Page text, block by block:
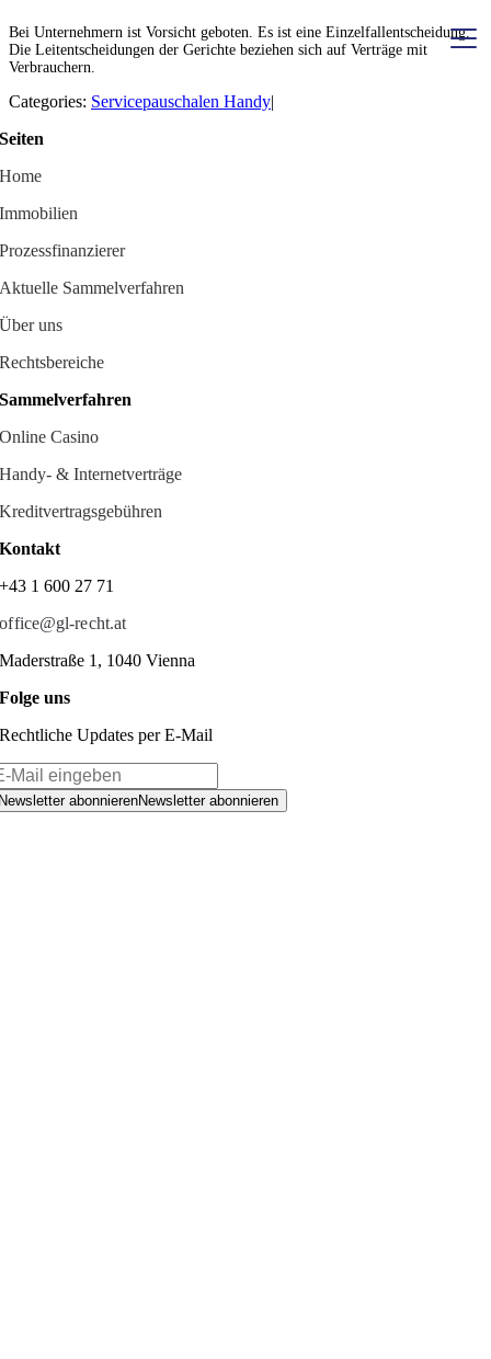
to
content
Formulare
Bei Unternehmern ist Vorsicht geboten. Es ist eine Einzelfallentscheidung.
Die Leitentscheidungen der Gerichte beziehen sich auf Verträge mit
Verbrauchern.
Categories: Servicepauschalen Handy|
Seiten
Home
Immobilien
Prozessfinanzierer
Aktuelle Sammelverfahren
Über uns
Rechtsbereiche
Sammelverfahren
Online Casino
Handy- & Internetverträge
Kreditvertragsgebühren
Kontakt
+43 1 600 27 71
office@gl-recht.at
Maderstraße 1, 1040 Vienna
Folge uns
Rechtliche Updates per E-Mail
abonnierenNewsletter abonnieren